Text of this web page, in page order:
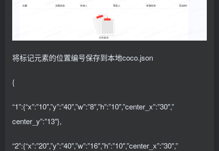
将标记元素的位置编号保存到本地coco.json
{
“1”:{“x”:”10″,”y”:”40″,”w”:”8″,”h”:”10″,”center_x”:”30″,”
center_y”:”13″},
“2”:{“x”:”20″,”y”:”40″,”w”:”16″,”h”:”10″,”center_x”:”30″,”